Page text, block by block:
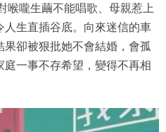
喉嚨生繭不能唱歌、母親惹上
生直插谷底。向來迷信的車
卻被狠批她不會結婚，會孤
一事不存希望，變得不再相